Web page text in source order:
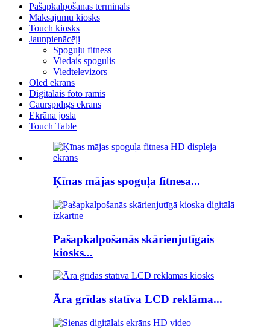
Pašapkalpošanās termināls
Maksājumu kiosks
Touch kiosks
Jaunpienācēji
Spoguļu fitness
Viedais spogulis
Viedtelevizors
Oled ekrāns
Digitālais foto rāmis
Caurspīdīgs ekrāns
Ekrāna josla
Touch Table
Ķīnas mājas spoguļa fitnesa...
Pašapkalpošanās skārienjutīgais
kiosks...
Āra grīdas statīva LCD reklāma...